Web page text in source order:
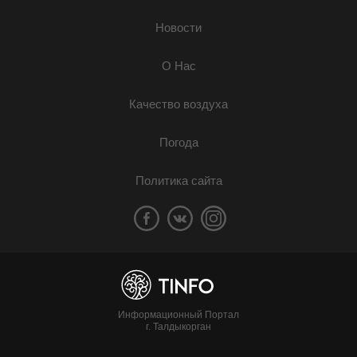
Новости
О Нас
Качество воздуха
Погода
Политика сайта
Информационный Портал
г. Талдыкорган